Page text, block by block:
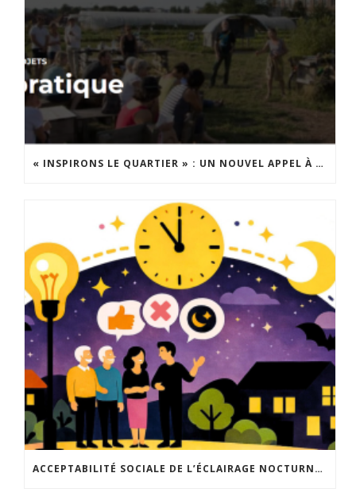
« INSPIRONS LE QUARTIER » : UN NOUVEL APPEL À PROJETS EST LANCÉ !
ACCEPTABILITÉ SOCIALE DE L’ÉCLAIRAGE NOCTURNE : LE REPLAY EST DISPONIBLE